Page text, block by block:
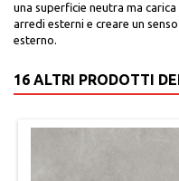
una superficie neutra ma
arredi esterni e creare un
esterno.
16 ALTRI PRODOTTI